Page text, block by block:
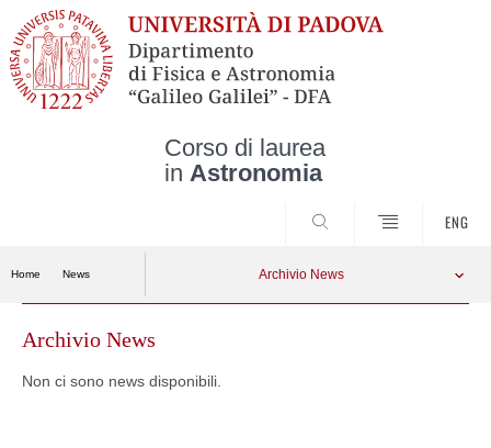
Corso di laurea
in Astronomia
ENG
Home News Archivio News
content
Archivio News
Non ci sono news disponibili.